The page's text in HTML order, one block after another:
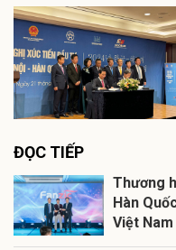
ĐỌC TIẾP
Thương
Hàn
Việt Nam